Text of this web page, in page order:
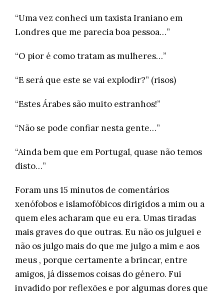
“Uma vez conheci um taxista Iraniano em
Londres que me parecia boa pessoa…”
“O pior é como tratam as mulheres…”
“E será que este se vai explodir?” (risos)
“Estes Árabes são muito estranhos!”
“Não se pode confiar nesta gente…”
“Ainda bem que em Portugal, quase não temos
disto…”
Foram uns 15 minutos de comentários
xenófobos e islamofóbicos dirigidos a mim ou a
quem eles acharam que eu era. Umas tiradas
mais graves do que outras. Eu não os julguei e
não os julgo mais do que me julgo a mim e aos
meus , porque certamente a brincar, entre
amigos, já dissemos coisas do género. Fui
invadido por reflexões e por algumas dores que